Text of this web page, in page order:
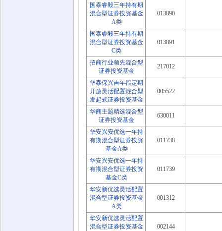
国泰睿毅三年持有期
混合型证券投资基金
A类
013890
国泰睿毅三年持有期
混合型证券投资基金
C类
013891
招商行业领先混合型
证券投资基金
217012
华泰保兴吉年福定期
开放灵活配置混合型
发起式证券投资基金
005522
华商主题精选混合型
证券投资基金
630011
华安兴安优选一年持
有期混合型证券投资
基金A类
011738
华安兴安优选一年持
有期混合型证券投资
基金C类
011739
华安新优选灵活配置
混合型证券投资基金
A类
001312
华安新优选灵活配置
混合型证券投资基金
002144